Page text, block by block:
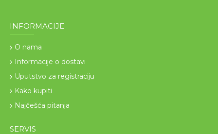
INFORMACIJE
O nama
Informacije o dostavi
Uputstvo za registraciju
Kako kupiti
Najčešća pitanja
SERVIS